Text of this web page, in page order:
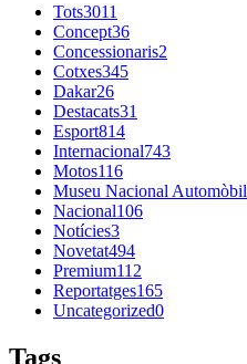
Tots3011
Concept36
Concessionaris2
Cotxes345
Dakar26
Destacats31
Esport814
Internacional743
Motos116
Museu Nacional Automòbil
Nacional106
Notícies3
Novetat494
Premium112
Reportatges165
Uncategorized0
Tags